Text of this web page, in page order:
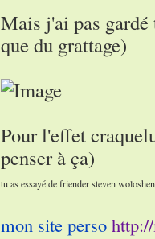
Mais j'ai pas
que du grattage)
Pour l'effet
penser à ça)
tu as essayé de friender steven
mon site perso